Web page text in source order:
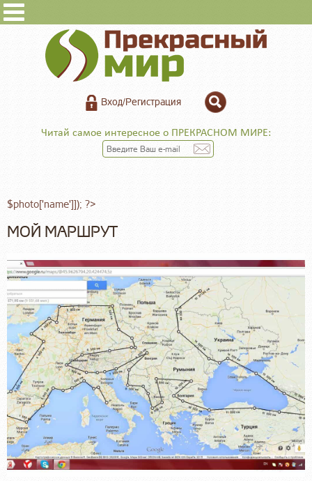
Вход/Регистрация
Читай самое интересное о ПРЕКРАСНОМ МИРЕ:
$photo['name']]); ?>
МОЙ МАРШРУТ